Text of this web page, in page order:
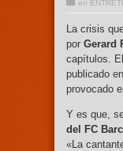
en
La crisis
por Gerard
capítulos. El
publicado
provocado
Y es que,
del FC
«La